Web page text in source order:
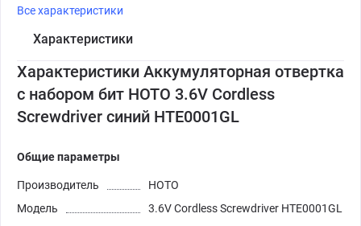
Все характеристики
Характеристики
Характеристики Аккумуляторная отвертка
с набором бит HOTO 3.6V Cordless
Screwdriver синий HTE0001GL
Общие параметры
Производитель
HOTO
Модель
3.6V Cordless Screwdriver HTE0001GL